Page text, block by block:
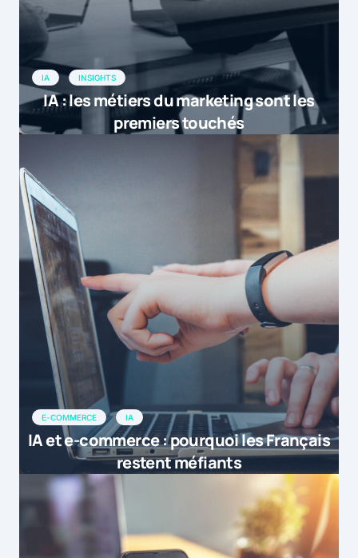
IA INSIGHTS
IA : les métiers du marketing sont les
premiers touchés
E-COMMERCE IA
IA et e-commerce : pourquoi les Français
restent méfiants